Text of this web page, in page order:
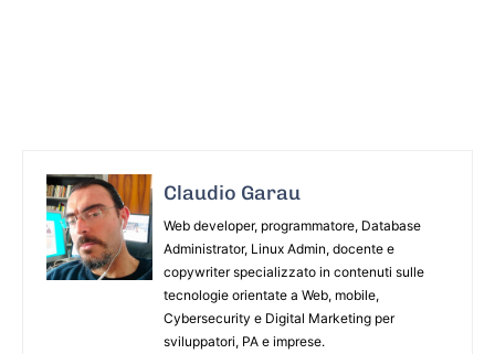
Claudio Garau
Web developer, programmatore, Database
Administrator, Linux Admin, docente e
copywriter specializzato in contenuti sulle
tecnologie orientate a Web, mobile,
Cybersecurity e Digital Marketing per
sviluppatori, PA e imprese.